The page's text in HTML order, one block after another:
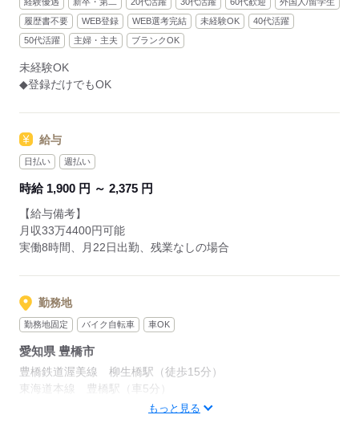
カンタンな整備もお願いしていきます◎
頭を使う度・・・★
稼げる度・・・・★★★
スキルが必要度・★
履歴書不要
WEB登録 WEB選考完結 未経験OK
40代活躍
50代活躍
主婦・主夫 ブランクOK
未経験OK
◆登録だけでもOK
給与
日払い 週払い
時給 1,900 円 ～ 2,375 円
【給与備考】
月収33万4400円可能
実働8時間、月22日出勤、残業なしの場合
勤務地
勤務地固定 バイク自転車 車OK
愛知県 豊橋市
豊橋鉄道渥美線 柳生橋駅（徒歩15分）
東海道本線 豊橋駅（車5分）
もっと見る